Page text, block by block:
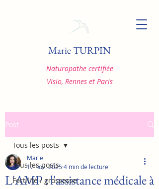
Marie TURPIN
Naturopathe certifiée
Visio, Rennes et Paris
Post
Tous les posts
Fertilité / grossesse
Tous les posts
L'AMP : l'assistance médicale à
Marie
17 nov. 20254 min de lecture